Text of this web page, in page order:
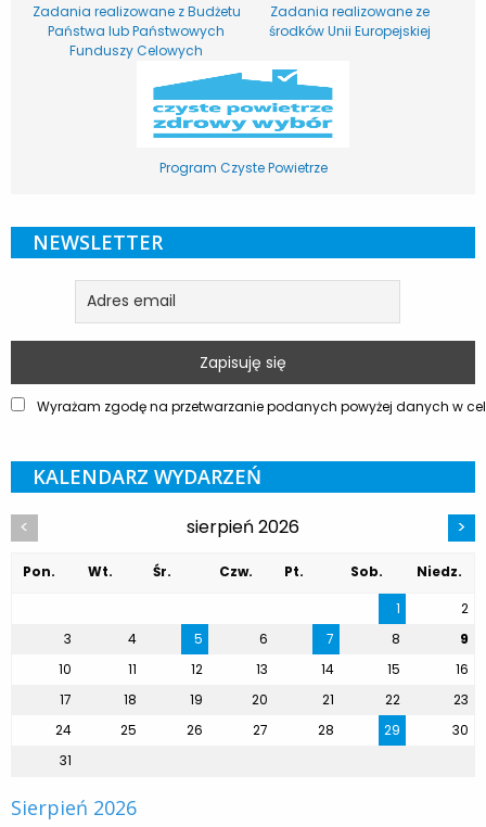
Zadania realizowane z Budżetu
Państwa lub Państwowych
Funduszy Celowych
Zadania realizowane ze
środków Unii Europejskiej
Program Czyste Powietrze
NEWSLETTER
Wyrażam zgodę na przetwarzanie podanych powyżej danych w
KALENDARZ WYDARZEŃ
< sierpień 2026 >
Pon. Wt. Śr. Czw. Pt. Sob.
Niedz.
1
2
3
4 5 6 7 8
9
10
11 12 13 14 15
16
17
18 19 20 21 22
23
24
25 26 27 28 29
30
31
Sierpień 2026